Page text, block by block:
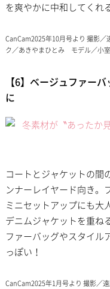
を爽やかに中和してくれ
CanCam2025年10月号より 撮影
ク／あきやまひとみ モデル／小
【6】ベージュファー
に
コートとジャケットの間
ンナーレイヤード向き。
ミニセットアップにも大
デニムジャケットを重
ファーバッグやスタイル
っぽい！
CanCam2025年1月号より 撮影